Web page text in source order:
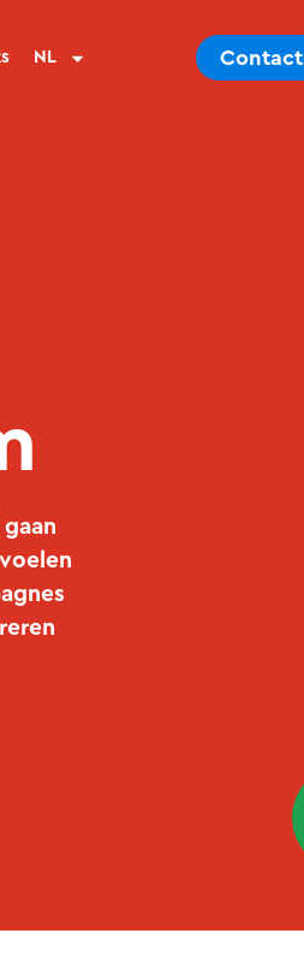
NL Contact